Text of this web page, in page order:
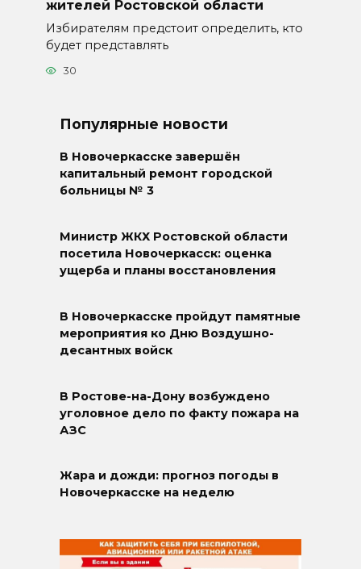
жителей Ростовской области
Избирателям предстоит определить, кто
будет представлять
30
Популярные новости
В Новочеркасске завершён
капитальный ремонт городской
больницы № 3
Министр ЖКХ Ростовской области
посетила Новочеркасск: оценка
ущерба и планы восстановления
В Новочеркасске пройдут памятные
мероприятия ко Дню Воздушно-
десантных войск
В Ростове-на-Дону возбуждено
уголовное дело по факту пожара на
АЗС
Жара и дожди: прогноз погоды в
Новочеркасске на неделю